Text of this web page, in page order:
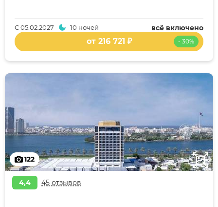
всё включено
С05.02.2027 10 ночей
- 30%
от 216 721 ₽
122
4,4 45 отзывов